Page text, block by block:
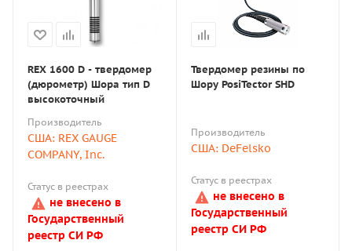
REX 1600 D - твердомер
(дюрометр) Шора тип D
высокоточный
Производитель
США: REX GAUGE
COMPANY, Inc.
Статус в реестрах
не внесено в
Государственный
реестр СИ РФ
Твердомер резины по
Шору PosiTector SHD
Производитель
США: DeFelsko
Статус в реестрах
не внесено в
Государственный
реестр СИ РФ